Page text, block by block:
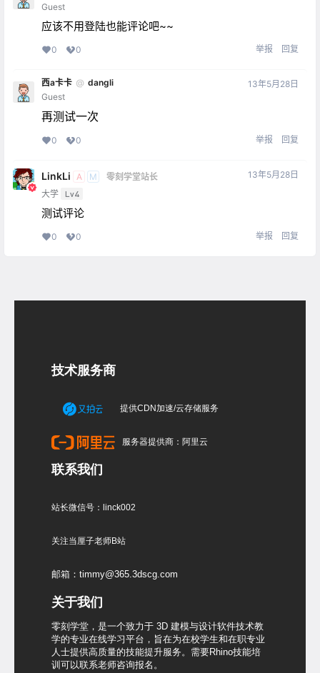
Guest
应该不用登陆也能评论吧~~
0 0 举报 回复
西a卡卡 @ dangli
Guest
13年5月28日
再测试一次
0 0 举报 回复
LinkLi A M
零刻学堂站长
大学 Lv4
13年5月28日
测试评论
0 0 举报 回复
技术服务商
提供CDN加速/云存储服务
服务器提供商：阿里云
联系我们
站长微信号：linck002
关注当厘子老师B站
邮箱：timmy@365.3dscg.com
关于我们
零刻学堂，是一个致力于 3D 建模与设计软件技术教
学的专业在线学习平台，旨在为在校学生和在职专业
人士提供高质量的技能提升服务。需要Rhino技能培
训可以联系老师咨询报名。